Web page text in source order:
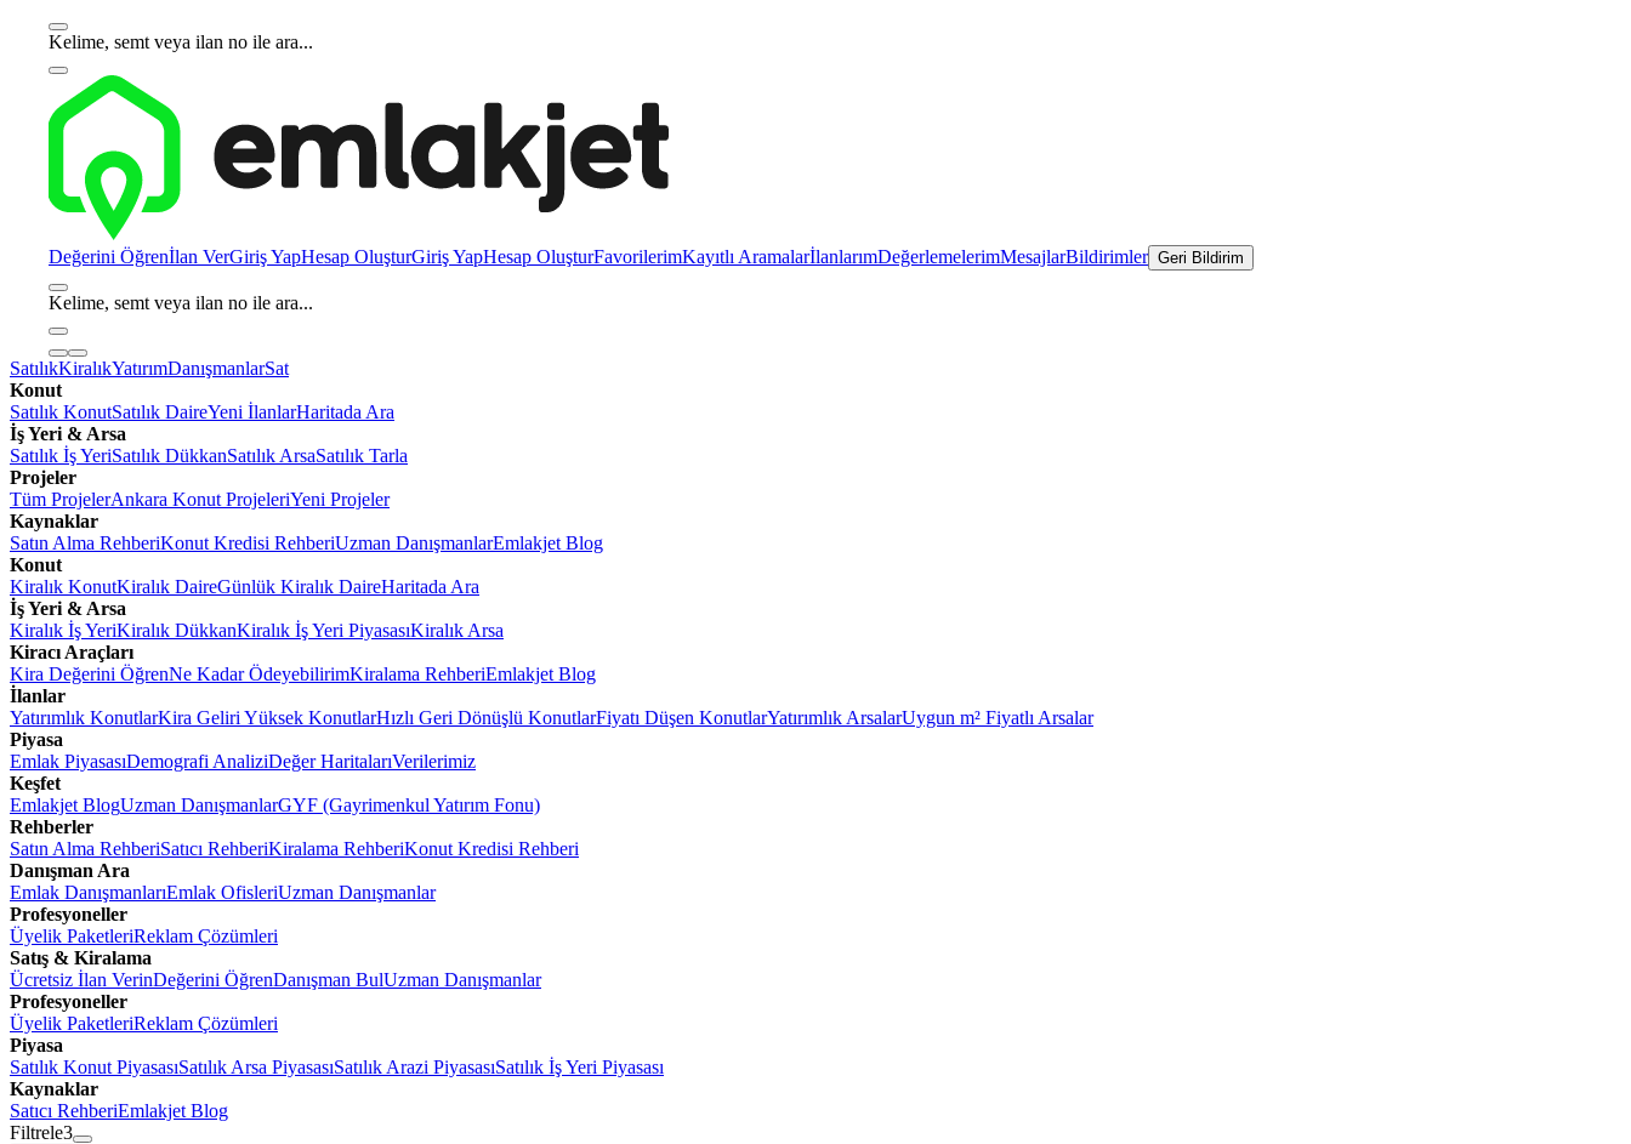
Kelime, semt veya ilan no ile ara...
Değerini Öğrenİlan VerGiriş YapHesap OluşturGiriş YapHesap OluşturFavorilerimKayıtlı AramalarİlanlarımDeğerlemelerimMesajlarBildirimler Geri Bildirim
Kelime, semt veya ilan no ile ara...
SatılıkKiralıkYatırımDanışmanlarSat
Konut
Satılık KonutSatılık DaireYeni İlanlarHaritada Ara
İş Yeri & Arsa
Satılık İş YeriSatılık DükkanSatılık ArsaSatılık Tarla
Projeler
Tüm ProjelerAnkara Konut ProjeleriYeni Projeler
Kaynaklar
Satın Alma RehberiKonut Kredisi RehberiUzman DanışmanlarEmlakjet Blog
Konut
Kiralık KonutKiralık DaireGünlük Kiralık DaireHaritada Ara
İş Yeri & Arsa
Kiralık İş YeriKiralık DükkanKiralık İş Yeri PiyasasıKiralık Arsa
Kiracı Araçları
Kira Değerini ÖğrenNe Kadar ÖdeyebilirimKiralama RehberiEmlakjet Blog
İlanlar
Yatırımlık KonutlarKira Geliri Yüksek KonutlarHızlı Geri Dönüşlü KonutlarFiyatı Düşen KonutlarYatırımlık ArsalarUygun m² Fiyatlı Arsalar
Piyasa
Emlak PiyasasıDemografi AnaliziDeğer HaritalarıVerilerimiz
Keşfet
Emlakjet BlogUzman DanışmanlarGYF (Gayrimenkul Yatırım Fonu)
Rehberler
Satın Alma RehberiSatıcı RehberiKiralama RehberiKonut Kredisi Rehberi
Danışman Ara
Emlak DanışmanlarıEmlak OfisleriUzman Danışmanlar
Profesyoneller
Üyelik PaketleriReklam Çözümleri
Satış & Kiralama
Ücretsiz İlan VerinDeğerini ÖğrenDanışman BulUzman Danışmanlar
Profesyoneller
Üyelik PaketleriReklam Çözümleri
Piyasa
Satılık Konut PiyasasıSatılık Arsa PiyasasıSatılık Arazi PiyasasıSatılık İş Yeri Piyasası
Kaynaklar
Satıcı RehberiEmlakjet Blog
Filtrele3